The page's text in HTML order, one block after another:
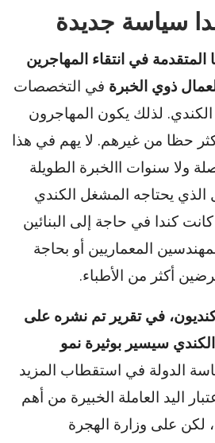
سياسة جديدة
في انتقاء المهاجرين
ذوي الخبرة في التخصصات
الكندي. لذلك يكون المهاجرون
حظا من غيرهم. لا يهم في هذا
ولا سنوات االخبرة الطويلة
الذي يحتاجه المشغل الكندي
كندا في حاجة إلى البنائين
المعماريين أو بحاجة
أكثر من الأطباء.
في تقرير تم نشره على
الكندي سيسير بوثيرة نمو
الدولة في استقطاب المزيد
اليد العاملة الخبيرة من أهم
لكن على وزارة الهجرة